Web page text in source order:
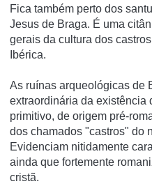
Fica também perto dos
Jesus de Braga. É uma
gerais da cultura dos
Ibérica.
As ruínas arqueológicas de
extraordinária da existência
primitivo, de origem pré-
dos chamados "castros" do
Evidenciam nitidamente
ainda que fortemente
cristã.